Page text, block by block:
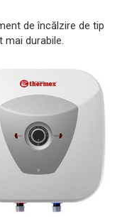
de încălzire de tip
durabile.